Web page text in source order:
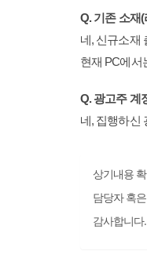
Q. 기존 소재
네, 신규소재
현재 PC에서
Q. 광고주 계
네, 집행하신
상기내용
담당자 혹
감사합니다.